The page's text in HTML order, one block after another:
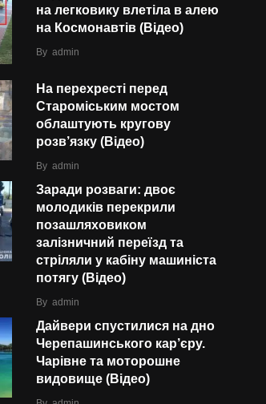
на легковику влетіла в алею
на Космонавтів (Відео)
By admin
На перехресті перед
Староміським мостом
облаштують кругову
розв’язку (Відео)
By admin
Заради розваги: двоє
молодиків перекрили
позашляховиком
залізничний переїзд та
стріляли у кабіну машиніста
потягу (Відео)
By admin
Дайвери спустилися на дно
Черепашинського кар’єру.
Чарівне та моторошне
видовище (Відео)